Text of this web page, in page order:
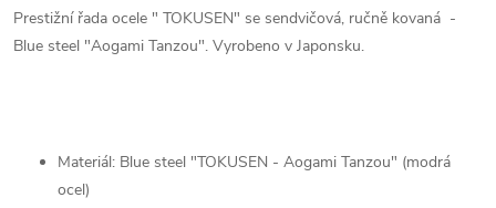
Prestižní řada ocele " TOKUSEN" se sendvičová, ručně kovaná -
Blue steel "Aogami Tanzou". Vyrobeno v Japonsku.
Materiál: Blue steel "TOKUSEN - Aogami Tanzou" (modrá
ocel)